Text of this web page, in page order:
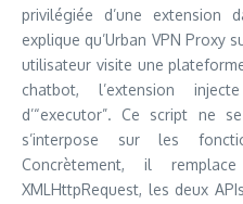
privilégiée d’une extension
explique qu’Urban VPN Proxy
utilisateur visite une
chatbot, l’extension
d’“executor”. Ce script ne
s’interpose sur les
Concrètement, il
XMLHttpRequest, les deux